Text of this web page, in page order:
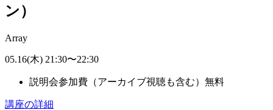
ン）
Array
05.16(木) 21:30〜22:30
説明会参加費（アーカイブ視聴も含む） 無料
講座の詳細